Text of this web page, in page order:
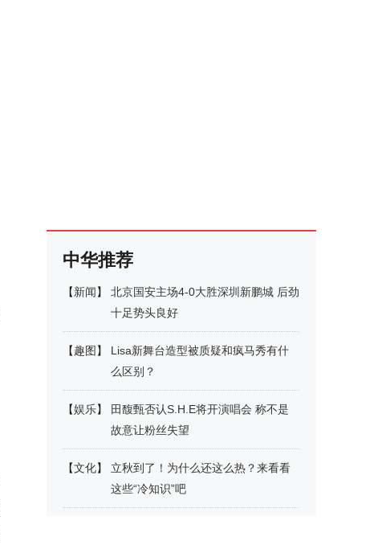
中华推荐
【新闻】
北京国安主场4-0大胜深圳新鹏城 后劲
十足势头良好
【趣图 】
Lisa新舞台造型被质疑和疯马秀有什
么区别？
【娱乐】
田馥甄否认S.H.E将开演唱会 称不是
故意让粉丝失望
【文化】
立秋到了！为什么还这么热？来看看
这些“冷知识”吧